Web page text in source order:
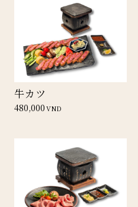
牛カツ
480,000VND